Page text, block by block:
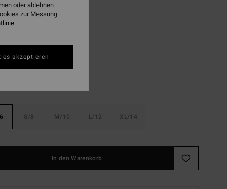
RABATT EXTRA 25%
S/8 M/10 L/12 XL/14
In den Warenkorb
oder ablehnen
zur Messung
akzeptieren